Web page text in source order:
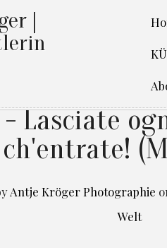
|
Lasciate
ch'entrate!
Antje Kröger Photographie
Welt